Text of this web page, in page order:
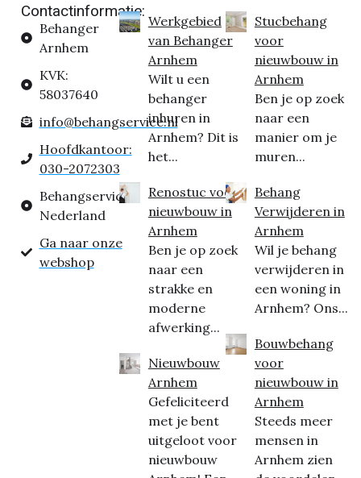
Contactinformatie:
Behanger
Arnhem
KVK:
58037640
info@behangservice.nl
Hoofdkantoor:
030-2072303
Behangservice
Nederland
Ga naar onze
webshop
Werkgebied
van Behanger
Arnhem
Wilt u een
behanger
inhuren in
Arnhem? Dit is
het...
Renostuc voor
nieuwbouw in
Arnhem
Ben je op zoek
naar een
strakke en
moderne
afwerking...
Nieuwbouw
Arnhem
Gefeliciteerd
met je bent
uitgeloot voor
nieuwbouw
Stucbehang
voor
nieuwbouw in
Arnhem
Ben je op zoek
naar een
manier om je
muren...
Behang
Verwijderen in
Arnhem
Wil je behang
verwijderen in
een woning in
Arnhem? Ons...
Bouwbehang
voor
nieuwbouw in
Arnhem
Steeds meer
mensen in
Arnhem zien